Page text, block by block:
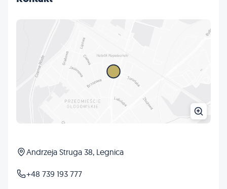
Andrzeja Struga 38, Legnica
+48 739 193 777